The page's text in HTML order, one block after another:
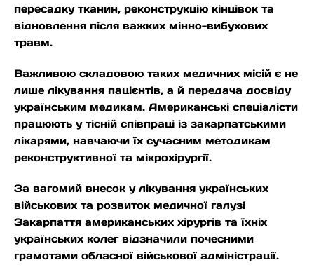
пересадку тканин, реконструкцію кінцівок та
відновлення після важких мінно-вибухових
травм.
Важливою складовою таких медичних місій є не
лише лікування пацієнтів, а й передача досвіду
українським медикам. Американські спеціалісти
працюють у тісній співпраці із закарпатськими
лікарями, навчаючи їх сучасним методикам
реконструктивної та мікрохірургії.
За вагомий внесок у лікування українських
військових та розвиток медичної галузі
Закарпаття американських хірургів та їхніх
українських колег відзначили почесними
грамотами обласної військової адміністрації.